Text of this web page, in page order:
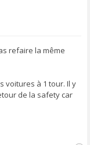
refaire la même
voitures à 1 tour. Il y
de la safety car